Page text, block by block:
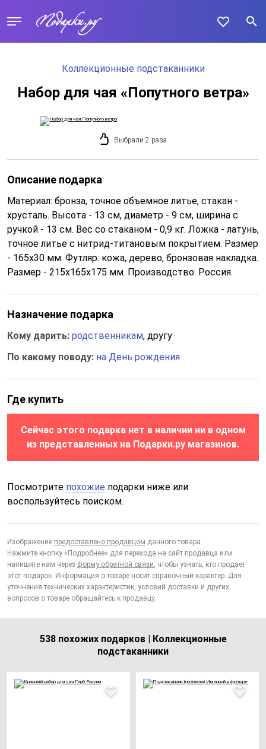
Коллекционные подстаканники
Набор для чая «Попутного ветра»
Выбрали 2 раза
Описание подарка
Материал: бронза, точное объемное литье, стакан -
хрусталь. Высота - 13 см, диаметр - 9 см, ширина с
ручкой - 13 см. Вес со стаканом - 0,9 кг. Ложка - латунь,
точное литье с нитрид-титановым покрытием. Размер
- 165х30 мм. Футляр: кожа, дерево, бронзовая накладка.
Размер - 215х165х175 мм. Производство: Россия.
Назначение подарка
Кому дарить: родственникам, другу
По какому поводу: на День рождения
Где купить
Сейчас этого подарка нет в наличии ни в одном
из представленных на Подарки.ру магазинов.
Посмотрите похожие подарки ниже или
воспользуйтесь поиском.
Изображение предоставлено продавцом данного товара.
Нажмите кнопку «Подробнее» для перехода на сайт продавца или
напишите нам через форму обратной связи, чтобы узнать, кто продает
этот подарок. Информация о товаре носит справочный характер. Для
уточнения технических характеристик, условий доставки и других
вопросов о товаре обращайтесь к продавцу.
538 похожих подарков | Коллекционные
подстаканники